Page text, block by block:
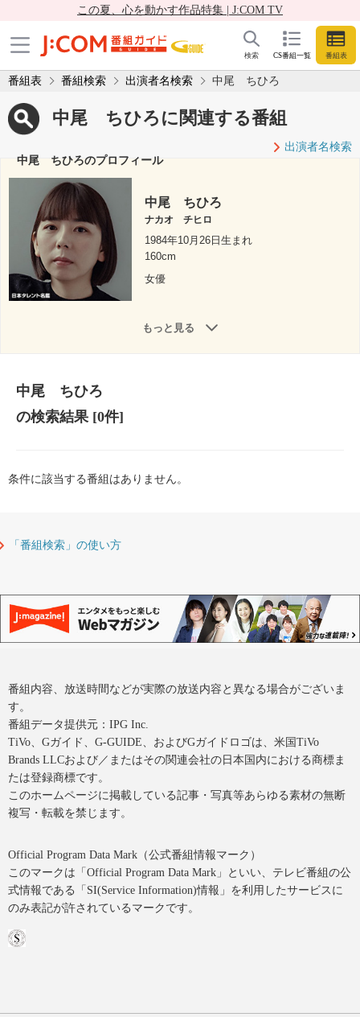
この夏、心を動かす作品特集 | J:COM TV
CS番組一覧 番組表
検索
番組表 番組検索 出演者名検索 中尾 ちひろ
中尾 ちひろに関連する番組
出演者名検索
中尾 ちひろのプロフィール
中尾 ちひろ
ナカオ チヒロ
1984年10月26日生まれ
160cm
女優
もっと見る
中尾 ちひろ
の検索結果[0件]
条件に該当する番組はありません。
「番組検索」の使い方
番組内容、放送時間などが実際の放送内容と異なる場合がございま
す。
番組データ提供元：IPG Inc.
TiVo、Gガイド、G-GUIDE、およびGガイドロゴは、米国TiVo
Brands LLCおよび／またはその関連会社の日本国内における商標ま
たは登録商標です。
このホームページに掲載している記事・写真等あらゆる素材の無断
複写・転載を禁じます。
Official Program Data Mark（公式番組情報マーク）
このマークは「Official Program Data Mark」といい、テレビ番組の公
式情報である「SI(Service Information)情報」を利用したサービスに
のみ表記が許されているマークです。